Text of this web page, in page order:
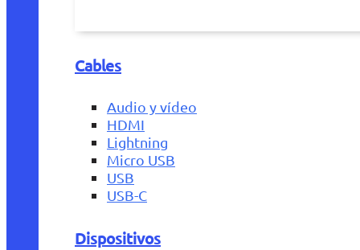
Cables
Audio y vídeo
HDMI
Lightning
Micro USB
USB
USB-C
Dispositivos